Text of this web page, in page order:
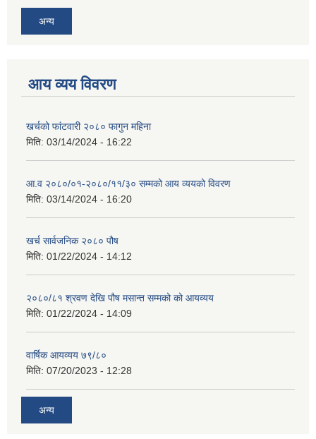
अन्य
आय व्यय विवरण
खर्चको फांटवारी २०८० फागुन महिना
मिति: 03/14/2024 - 16:22
आ.व २०८०/०१-२०८०/११/३० सम्मको आय व्ययको विवरण
मिति: 03/14/2024 - 16:20
खर्च सार्वजनिक २०८० पौष
मिति: 01/22/2024 - 14:12
२०८०/८१ श्रवण देखि पौष मसान्त सम्मको को आयव्यय
मिति: 01/22/2024 - 14:09
वार्षिक आयव्यय ७९/८०
मिति: 07/20/2023 - 12:28
अन्य